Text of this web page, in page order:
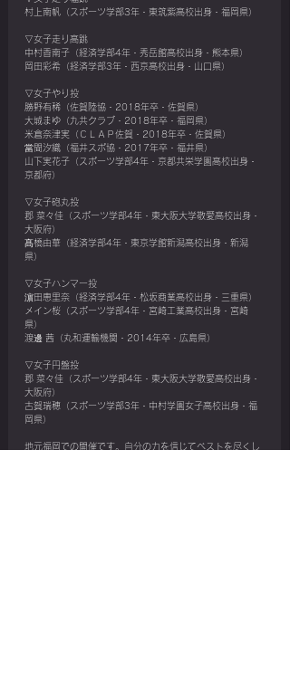
村上南帆（スポーツ学部3年・東筑紫高校出身・福岡県）
▽女子走り高跳
中村香南子（経済学部4年・秀岳館高校出身・熊本県）
岡田彩希（経済学部3年・西京高校出身・山口県）
▽女子やり投
勝野有稀（佐賀陸協・2018年卒・佐賀県）
大城まゆ（九共クラブ・2018年卒・福岡県）
米倉奈津実（ＣＬＡＰ佐賀・2018年卒・佐賀県）
當間汐織（福井スポ協・2017年卒・福井県）
山下実花子（スポーツ学部4年・京都共栄学園高校出身・
京都府）
▽女子砲丸投
郡 菜々佳（スポーツ学部4年・東大阪大学敬愛高校出身・
大阪府）
髙橋由華（経済学部4年・東京学館新潟高校出身・新潟
県）
▽女子ハンマー投
濵田恵里奈（経済学部4年・松坂商業高校出身・三重県）
メイン桜（スポーツ学部4年・宮崎工業高校出身・宮崎
県）
渡邊 茜（丸和運輸機関・2014年卒・広島県）
▽女子円盤投
郡 菜々佳（スポーツ学部4年・東大阪大学敬愛高校出身・
大阪府）
古賀瑞穂（スポーツ学部3年・中村学園女子高校出身・福
岡県）
地元福岡での開催です。自分の力を信じてベストを尽くし